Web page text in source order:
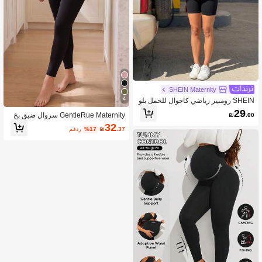
SHEIN Maternity
SHEIN رومبير رياضي كاجوال للحمل بلو
ن موحد للارتداء اليومي
₪29.00
4
GentleRue Maternity سروال ضيق بخ
صر عالي بلون واحد للحوامل
₪32.37
%17 مقدر